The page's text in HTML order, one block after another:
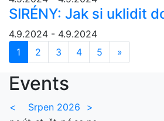
SIRÉNY: Jak si uklidit
4.9.2024 - 4.9.2024
1
2 3 4 5 »
Events
< Srpen 2026
>